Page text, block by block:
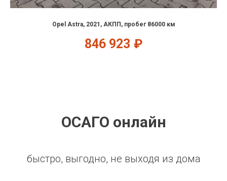
Opel Astra, 2021, АКПП, пробег 86000 км
846 923 ₽
ОСАГО онлайн
быстро, выгодно, не выходя из дома